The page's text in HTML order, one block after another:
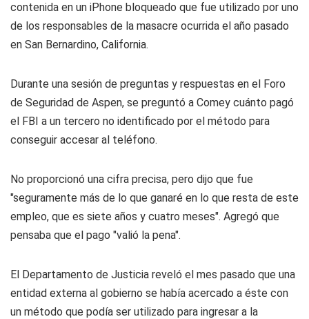
contenida en un iPhone bloqueado que fue utilizado por uno
de los responsables de la masacre ocurrida el año pasado
en San Bernardino, California.
Durante una sesión de preguntas y respuestas en el Foro
de Seguridad de Aspen, se preguntó a Comey cuánto pagó
el FBI a un tercero no identificado por el método para
conseguir accesar al teléfono.
No proporcionó una cifra precisa, pero dijo que fue
"seguramente más de lo que ganaré en lo que resta de este
empleo, que es siete años y cuatro meses". Agregó que
pensaba que el pago "valió la pena".
El Departamento de Justicia reveló el mes pasado que una
entidad externa al gobierno se había acercado a éste con
un método que podía ser utilizado para ingresar a la